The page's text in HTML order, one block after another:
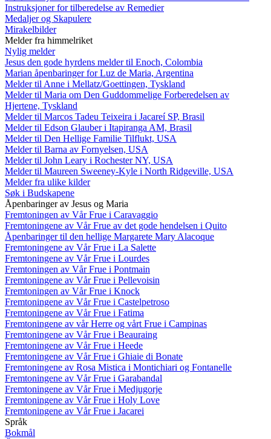
Instruksjoner for tilberedelse av Remedier
Medaljer og Skapulere
Mirakelbilder
Melder fra himmelriket
Nylig melder
Jesus den gode hyrdens melder til Enoch, Colombia
Marian åpenbaringer for Luz de Maria, Argentina
Melder til Anne i Mellatz/Goettingen, Tyskland
Melder til Maria om Den Guddommelige Forberedelsen av
Hjertene, Tyskland
Melder til Marcos Tadeu Teixeira i Jacareí SP, Brasil
Melder til Edson Glauber i Itapiranga AM, Brasil
Melder til Den Hellige Familie Tilflukt, USA
Melder til Barna av Fornyelsen, USA
Melder til John Leary i Rochester NY, USA
Melder til Maureen Sweeney-Kyle i North Ridgeville, USA
Melder fra ulike kilder
Søk i Budskapene
Åpenbaringer av Jesus og Maria
Fremtoningen av Vår Frue i Caravaggio
Fremtoningene av Vår Frue av det gode hendelsen i Quito
Åpenbaringer til den hellige Margarete Mary Alacoque
Fremtoningene av Vår Frue i La Salette
Fremtoningene av Vår Frue i Lourdes
Fremtoningen av Vår Frue i Pontmain
Fremtoningene av Vår Frue i Pellevoisin
Fremtoningen av Vår Frue i Knock
Fremtoningene av Vår Frue i Castelpetroso
Fremtoningene av Vår Frue i Fatima
Fremtoningene av vår Herre og vårt Frue i Campinas
Fremtoningene av Vår Frue i Beauraing
Fremtoningene av Vår Frue i Heede
Fremtoningene av Vår Frue i Ghiaie di Bonate
Fremtoningene av Rosa Mistica i Montichiari og Fontanelle
Fremtoningene av Vår Frue i Garabandal
Fremtoningene av Vår Frue i Medjugorje
Fremtoningene av Vår Frue i Holy Love
Fremtoningene av Vår Frue i Jacarei
Språk
Bokmål